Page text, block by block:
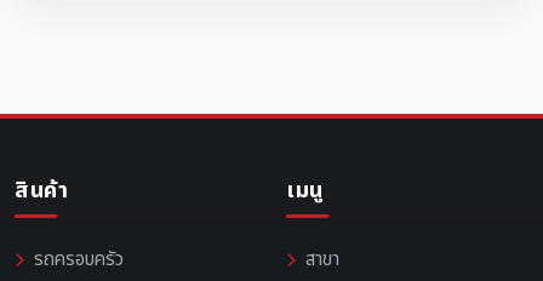
สินค้า
รถครอบครัว
เมนู
สาขา